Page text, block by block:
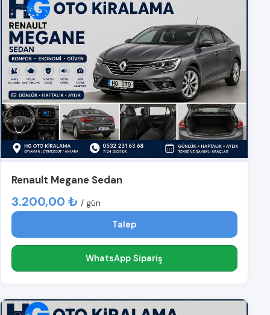
Renault Megane Sedan
3.200,00 ₺ / gün
Talep
WhatsApp Sipariş